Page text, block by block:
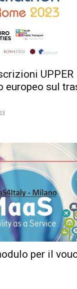
UPPER
europeo sul
per il